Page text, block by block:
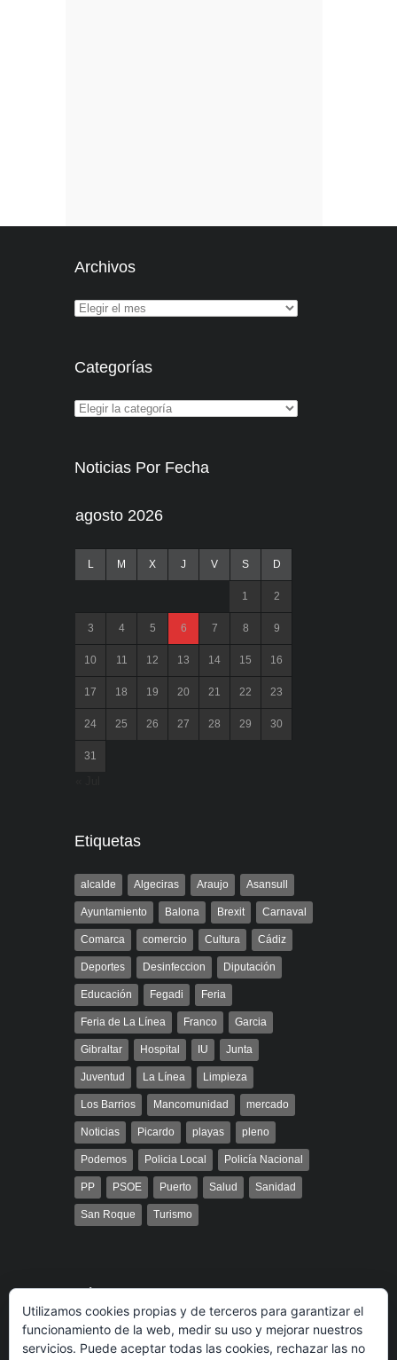
Archivos
Categorías
Noticias Por Fecha
agosto 2026
L M X J V S D
1 2
3 4 5 6 7 8 9
10 11 12 13 14 15 16
17 18 19 20 21 22 23
24 25 26 27 28 29 30
31
Etiquetas
alcalde Algeciras Araujo Asansull
Ayuntamiento Balona Brexit Carnaval
Comarca comercio Cultura Cádiz
Deportes Desinfeccion Diputación
Educación Fegadi Feria
Feria de La Línea Franco Garcia
Gibraltar Hospital IU Junta
Juventud La Línea Limpieza
Los Barrios Mancomunidad mercado
Noticias Picardo playas pleno
Podemos Policia Local Policía Nacional
PP PSOE Puerto Salud Sanidad
San Roque Turismo
Búsqueda
Utilizamos cookies propias y de terceros para garantizar el
funcionamiento de la web, medir su uso y mejorar nuestros
servicios. Puede aceptar todas las cookies, rechazar las no